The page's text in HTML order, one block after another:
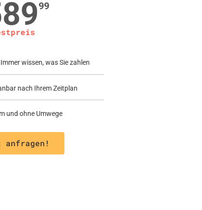
99
wissen, was Sie zahlen
nach Ihrem Zeitplan
und ohne Umwege
anfragen!